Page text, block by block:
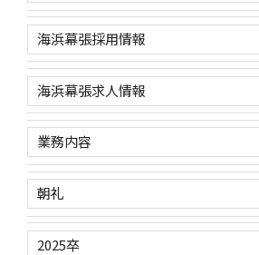
海浜幕張採用情報
海浜幕張求人情報
業務内容
朝礼
2025卒